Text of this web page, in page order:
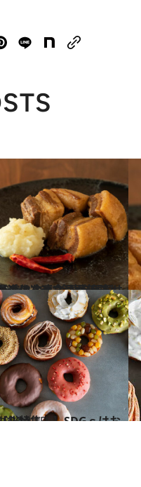
の冷凍食品が美味しいのはなぜ？ お取り寄せで進化する“冷凍料理”
ルメ
集！】SDGｓはおいしい
ルメ